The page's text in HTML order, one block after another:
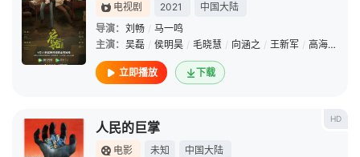
电视剧 2021
中国大陆
导演： 刘畅 / 马一鸣
主演： 吴磊 / 侯明昊 / 毛晓慧 / 向涵之 / 王新军 / 高海鹏
立即播放 下载
HD
人民的巨掌
电影 未知
中国大陆